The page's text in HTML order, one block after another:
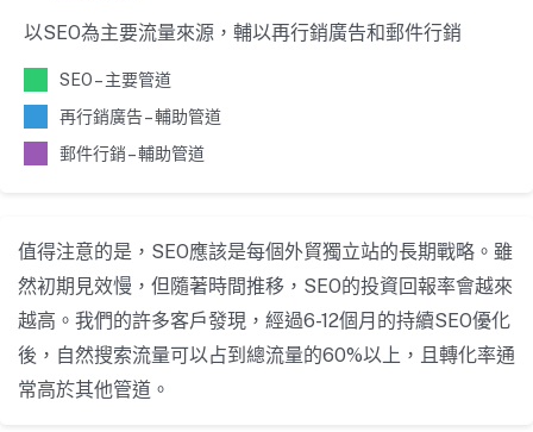
以SEO為主要流量來源，輔以再行銷廣告和郵件行銷
SEO – 主要管道
再行銷廣告 – 輔助管道
郵件行銷 – 輔助管道
值得注意的是，SEO應該是每個外貿獨立站的長期戰略。雖
然初期見效慢，但隨著時間推移，SEO的投資回報率會越來
越高。我們的許多客戶發現，經過6-12個月的持續SEO優化
後，自然搜索流量可以占到總流量的60%以上，且轉化率通
常高於其他管道。